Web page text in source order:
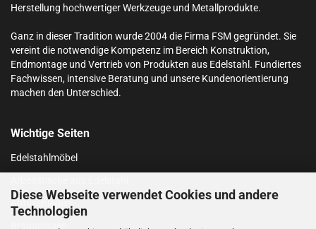
Diese Webseite verwendet Cookies und andere
Technologien
Herstellung hochwertiger Werkzeuge und Metallprodukte.
Ganz in dieser Tradition wurde 2004 die Firma FSM gegründet. Sie
vereint die notwendige Kompetenz im Bereich Konstruktion,
Endmontage und Vertrieb von Produkten aus Edelstahl. Fundiertes
Fachwissen, intensive Beratung und unsere Kundenorientierung
machen den Unterschied.
Wichtige Seiten
Edelstahlmöbel
Abfüllanlagen